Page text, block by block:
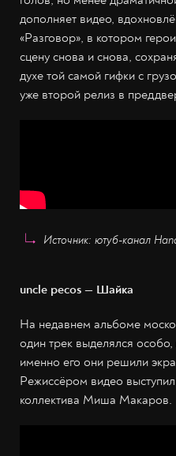
дополняет видео,
«Разговор», в котором
сцену снова и снова,
духе той самой гифки с
уже второй релиз в
Источник: ютуб-канал
uncle pecos — Шайка
На недавнем альбоме
один трек выделялся особо,
именно его они решили
Режиссёром видео выступил
коллектива Миша Макаров.